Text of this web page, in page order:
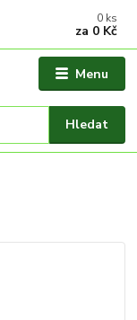
Menu
Hledat
0 ks
za 0 Kč